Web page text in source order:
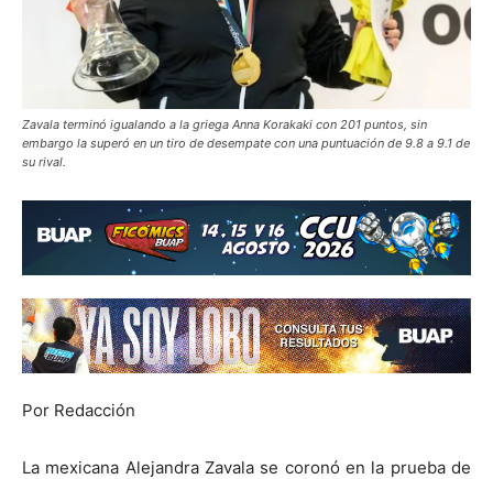
Zavala terminó igualando a la griega Anna Korakaki con 201 puntos, sin
embargo la superó en un tiro de desempate con una puntuación de 9.8 a 9.1 de
su rival.
Por Redacción
La mexicana Alejandra Zavala se coronó en la prueba de